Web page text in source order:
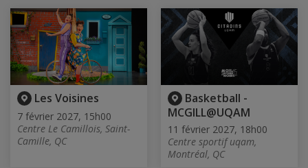
Les Voisines
7 février 2027, 15h00
Centre Le Camillois, Saint-
Camille, QC
Basketball -
MCGILL@UQAM
11 février 2027, 18h00
Centre sportif uqam,
Montréal, QC